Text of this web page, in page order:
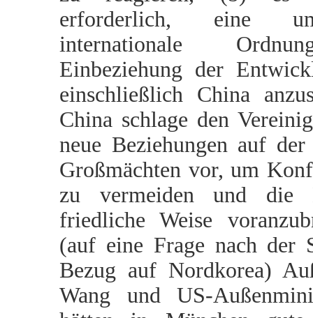
erforderlich, eine
internationale
Einbeziehung der
einschließlich China
China schlage den
neue Beziehungen auf
Großmächten vor, um
zu vermeiden und die
friedliche Weise
(auf eine Frage nach der
Bezug auf Nordkorea)
Wang und US-